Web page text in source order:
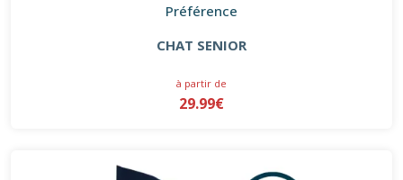
Préférence
CHAT SENIOR
à partir de
29.99€